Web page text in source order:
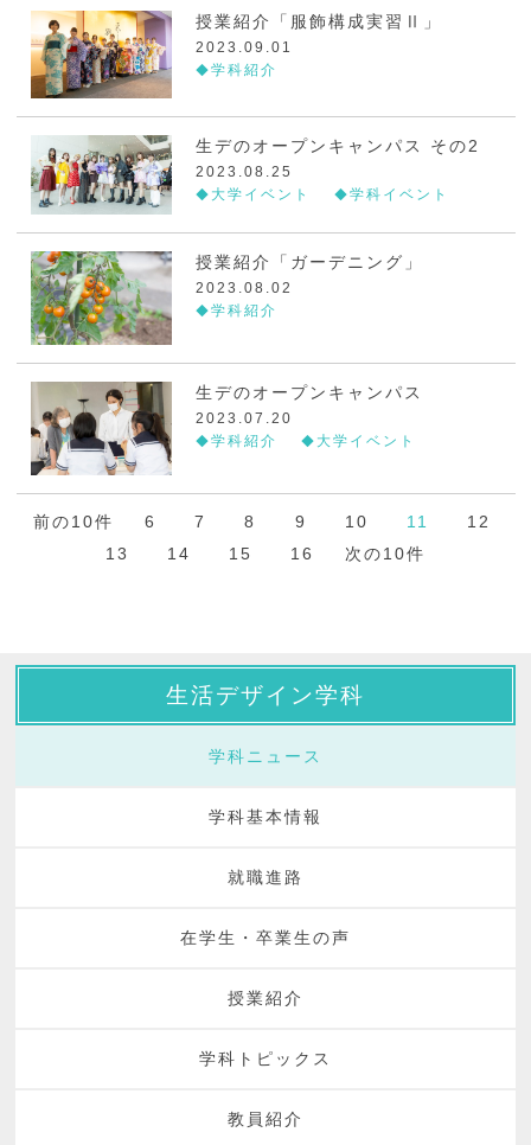
授業紹介「服飾構成実習Ⅱ」
2023.09.01
学科紹介
生デのオープンキャンパス その2
2023.08.25
大学イベント
学科イベント
授業紹介「ガーデニング」
2023.08.02
学科紹介
生デのオープンキャンパス
2023.07.20
学科紹介
大学イベント
前の10件 6 7 8 9 10 11
12
13
14 15 16 次の10件
生活デザイン学科
学科ニュース
学科基本情報
就職進路
在学生・卒業生の声
授業紹介
学科トピックス
教員紹介